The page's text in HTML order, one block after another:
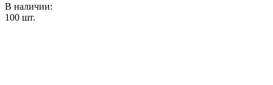
В наличии:
100 шт.